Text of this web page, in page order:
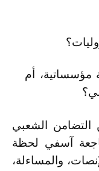
مؤسساتية، أم
التضامن الشعبي
آسفي لحظة
والمساءلة،